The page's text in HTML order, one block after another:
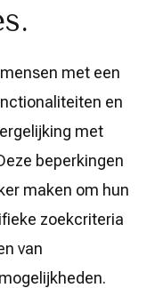
met een
en
met
beperkingen
maken om hun
zoekcriteria
van